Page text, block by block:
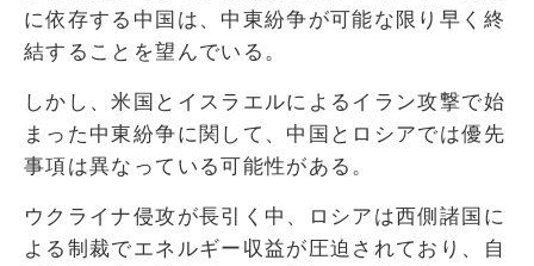
に依存する中国は、中東紛争が可能な限り早く終
結することを望んでいる。
しかし、米国とイスラエルによるイラン攻撃で始
まった中東紛争に関して、中国とロシアでは優先
事項は異なっている可能性がある。
ウクライナ侵攻が長引く中、ロシアは西側諸国に
よる制裁でエネルギー収益が圧迫されており、自